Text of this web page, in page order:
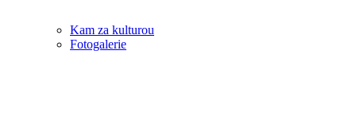
Kam za kulturou
Fotogalerie